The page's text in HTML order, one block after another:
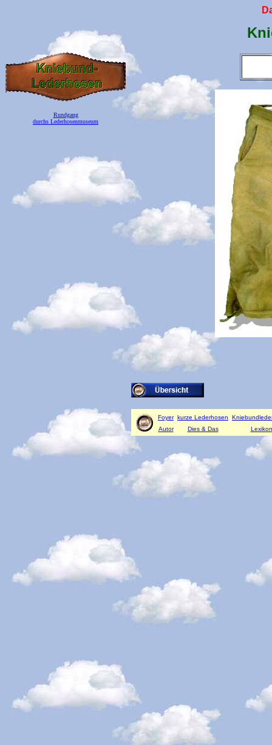
Rundgang
durchs Lederhosenmuseum
Foyer kurze Lederhosen
Autor
Dies & Das Lexikon